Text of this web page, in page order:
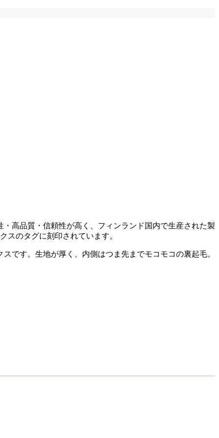
高品質・信頼性が高く、フィンランド国内で生産された製
スのタグに刻印されています。
です。生地が厚く、内側はつま先までモコモコの裏起毛。